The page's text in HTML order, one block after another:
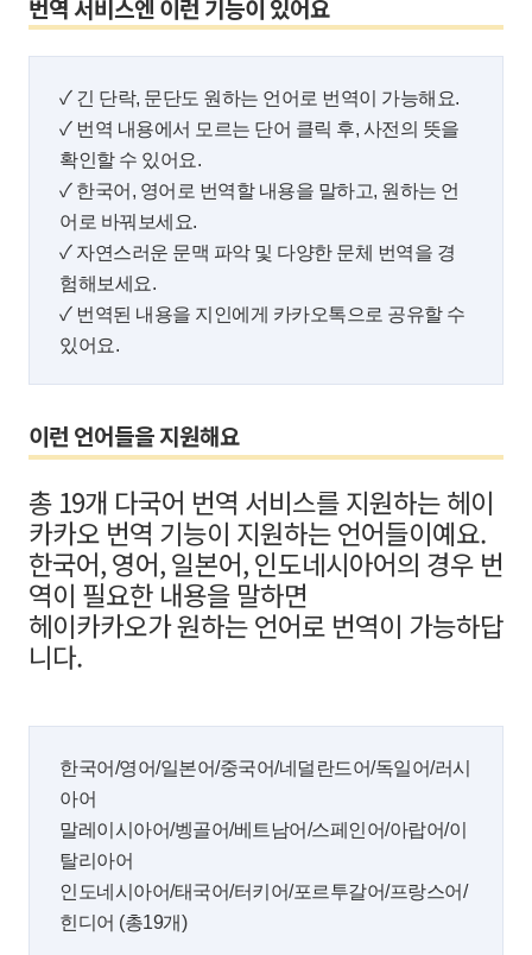
번역 서비스엔 이런 기능이 있어요
✓ 긴 단락, 문단도 원하는 언어로 번역이 가능해요.
✓ 번역 내용에서 모르는 단어 클릭 후, 사전의 뜻을
확인할 수 있어요.
✓ 한국어, 영어로 번역할 내용을 말하고, 원하는 언
어로 바꿔보세요.
✓ 자연스러운 문맥 파악 및 다양한 문체 번역을 경
험해보세요.
✓ 번역된 내용을 지인에게 카카오톡으로 공유할 수
있어요.
이런 언어들을 지원해요
총 19개 다국어 번역 서비스를 지원하는 헤이
카카오 번역 기능이 지원하는 언어들이예요.
한국어, 영어, 일본어, 인도네시아어의 경우 번
역이 필요한 내용을 말하면
헤이카카오가 원하는 언어로 번역이 가능하답
니다.
한국어/영어/일본어/중국어/네덜란드어/독일어/러시
아어
말레이시아어/벵골어/베트남어/스페인어/아랍어/이
탈리아어
인도네시아어/태국어/터키어/포르투갈어/프랑스어/
힌디어 (총19개)